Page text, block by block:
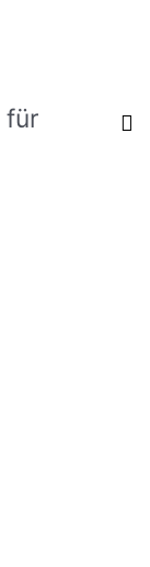
für